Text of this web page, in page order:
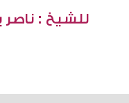
للشيخ : ناصر